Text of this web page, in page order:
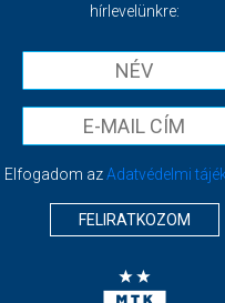
hírlevelünkre:
Elfogadom azAdatvédelmi
FELIRATKOZOM